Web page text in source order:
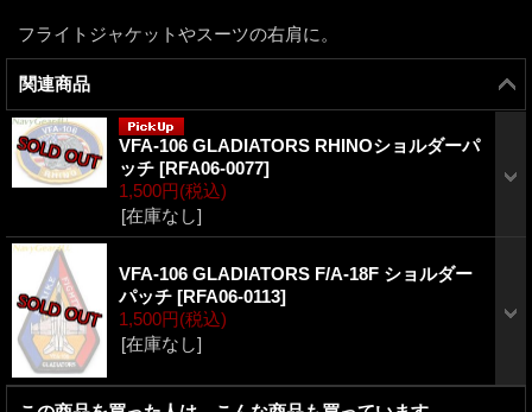
フライトジャケットやスーツの右肩に。
関連商品
VFA-106 GLADIATORS RHINOショルダーパ
ッチ [RFA06-0077]
1,500円(税込)
[在庫なし]
VFA-106 GLADIATORS F/A-18F ショルダー
パッチ [RFA06-0113]
1,500円(税込)
[在庫なし]